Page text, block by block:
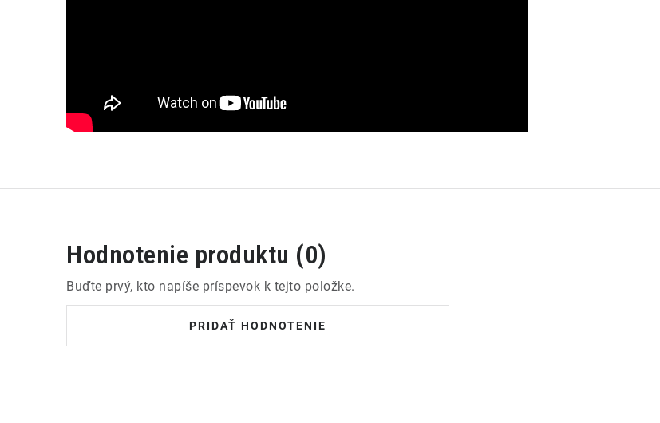
Hodnotenie produktu (0)
Buďte prvý, kto napíše príspevok k tejto položke.
PRIDAŤ HODNOTENIE